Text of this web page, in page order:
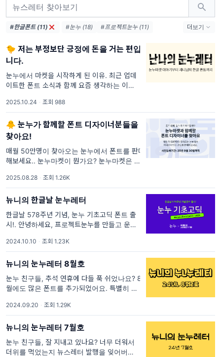
#한글폰트 (11) #눈누 (18)
#프로젝트눈누 (11)
#상업용 무료 폰트 (4)
#신규 폰트 (4)
#유료폰트 (3)
#눈누마켓 (3)
#무료 한글폰트 (3)
#난나 (3)
더보기
🐤 저는 부정보단 긍정에 돈을 거는 편입
니다.
눈누에서 마켓을 시작하게 된 이유. 최근 업데
이트한 폰트 소식과 함께 요즘 생각하는 이야기
댓글은 뉴스레터 운영에 많은 힘이 돼요! 신규
업데이트 폰트
2025.10.24 · 조회 988
🐥 눈누가 함께할 폰트 디자이너분들을
찾아요!
매월 50만명이 찾아오는 눈누에서 폰트를 판매
해보세요.. 눈누마켓이 뭔가요? 눈누마켓은 디
폰트 마켓이에요. 디자이너는 본인이 만든 폰트
를 올려서 원하는 가격에 판매할 수 있고, 폰트
구매자는
2025.08.28 · 조회 1.26K
뉴니의 한글날 눈누레터
한글날 578주년 기념, 눈누 기초고딕 폰트 출
시!. 안녕하세요, 프로젝트눈누를 만들고 운영
전하고 싶어서 글을 쓰게 되었어요. 프로젝트눈
누는 무료로 배포된 한글 폰트를 모아서 보여주
는 서비
2024.10.10 · 조회 1.23K
뉴니의 눈누레터 8월호
눈누 친구들, 추석 연휴에 다들 푹 쉬었나요? 8
월에도 많은 폰트를 추가되었어요. 특별히 기능
어요. 업데이트 폰트
2024.09.20 · 조회 1.29K
뉴니의 눈누레터 7월호
눈누 친구들, 잘 지내고 있나요? 너무 더워서
더위를 먹었는지 뉴스레터 발행을 잊어버렸지